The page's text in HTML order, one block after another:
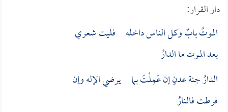
دار القرار:
الموتُ بابٌ وكل الناس داخله فليت شعري
بعد الموت ما الدارُ
الدارُ جنة عدنٍ إن عَمِلْتَ بما يرضي الإله وإن
فرطت فالنارُ